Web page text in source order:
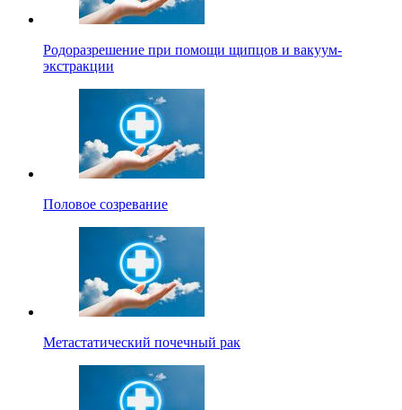
Родоразрешение при помощи щипцов и вакуум-
экстракции
Половое созревание
Метастатический почечный рак